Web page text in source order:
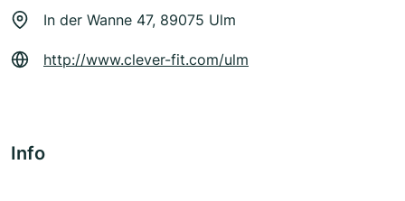
In der Wanne 47, 89075 Ulm
http://www.clever-fit.com/ulm
Info